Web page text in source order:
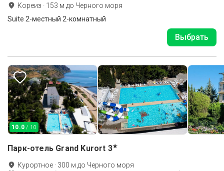
Кореиз · 153 м до Черного моря
Suite 2-местный 2-комнатный
Выбрать
10.0 / 10
Парк-отель Grand Kurort 3★
Курортное · 300 м до Черного моря